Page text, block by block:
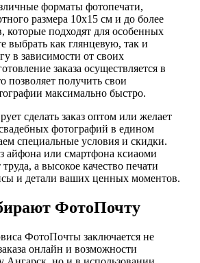
форматы фотопечати,
размера 10x15 см и до более
которые подходят для особенных
выбрать как глянцевую, так и
в зависимости от своих
заказа осуществляется в
позволяет получить свои
максимально быстро.
сделать заказ оптом или желает
фотографий в едином
специальные условия и скидки.
айфона или смартфона ксиаоми
а высокое качество печати
и детали ваших ценных моментов.
ФотоПочту
ФотоПочты заключается не
онлайн и возможности